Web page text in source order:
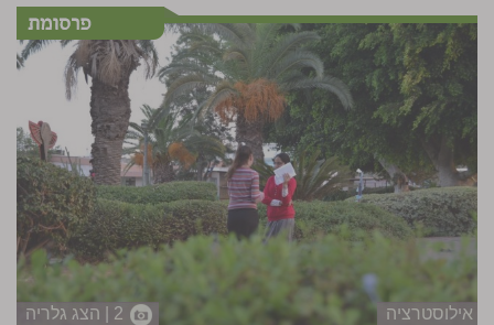
אילוסטרציה 2 | הצג גלריה